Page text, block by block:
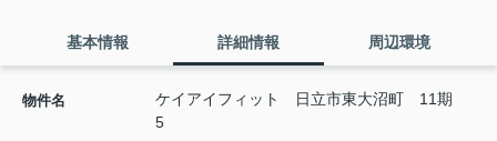
基本情報 詳細情報 周辺環境
物件名
ケイアイフィット 日立市東大沼町 11期
5